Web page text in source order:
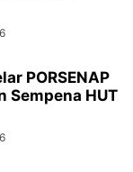
PORSENAP
Sempena HUT